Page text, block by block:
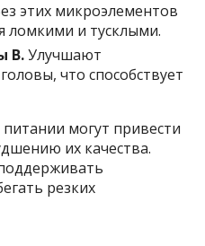
этих микроэлементов
ломкими и тусклыми.
B.Улучшают
что способствует
могут привести
их качества.
резких